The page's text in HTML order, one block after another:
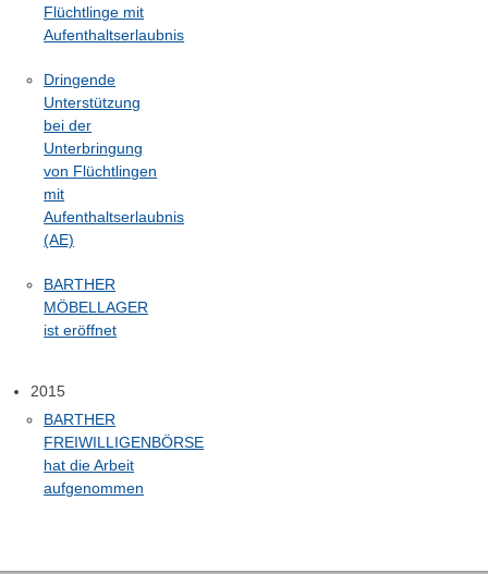
Flüchtlinge mit
Aufenthaltserlaubnis
Dringende
Unterstützung
bei der
Unterbringung
von Flüchtlingen
mit
Aufenthaltserlaubnis
(AE)
BARTHER
MÖBELLAGER
ist eröffnet
2015
BARTHER
FREIWILLIGENBÖRSE
hat die Arbeit
aufgenommen